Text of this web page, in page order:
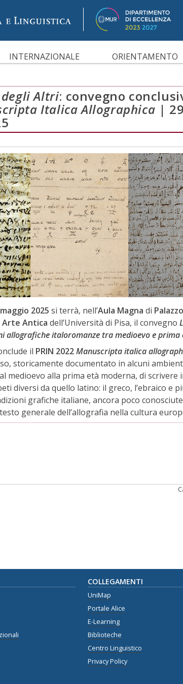
INTERNAZIONALE ORIENTAMENTO
Altri: convegno
Italica Allographica |
2025 si terrà, nell’Aula Magna di
Arte Antica dell’Università di Pisa, il convegno
allografiche italoromanze tra medioevo e prima
il PRIN 2022Manuscripta italica
storicamente documentato in alcuni
medioevo alla prima età moderna, di scrivere
diversi da quello latino: il greco, l’ebraico e
grafiche italiane, ancora poco
generale dell’allografia nella cultura
COLLEGAMENTI
UniMap
Portale Alice
E-Learning
Biblioteche
Centro Linguistico
Privacy Policy